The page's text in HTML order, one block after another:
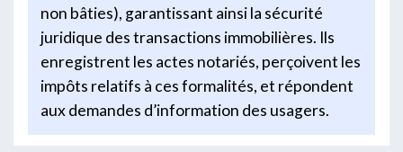
non bâties), garantissant ainsi la sécurité
juridique des transactions immobilières. Ils
enregistrent les actes notariés, perçoivent les
impôts relatifs à ces formalités, et répondent
aux demandes d’information des usagers.